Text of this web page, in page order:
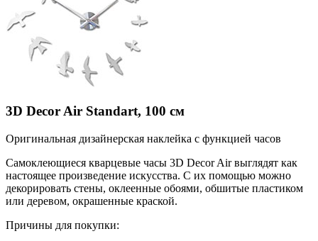
3D Decor Air Standart, 100 см
Оригинальная дизайнерская наклейка с функцией часов
Самоклеющиеся кварцевые часы 3D Decor Air выглядят как
настоящее произведение искусства. С их помощью можно
декорировать стены, оклеенные обоями, обшитые пластиком
или деревом, окрашенные краской.
Причины для покупки: